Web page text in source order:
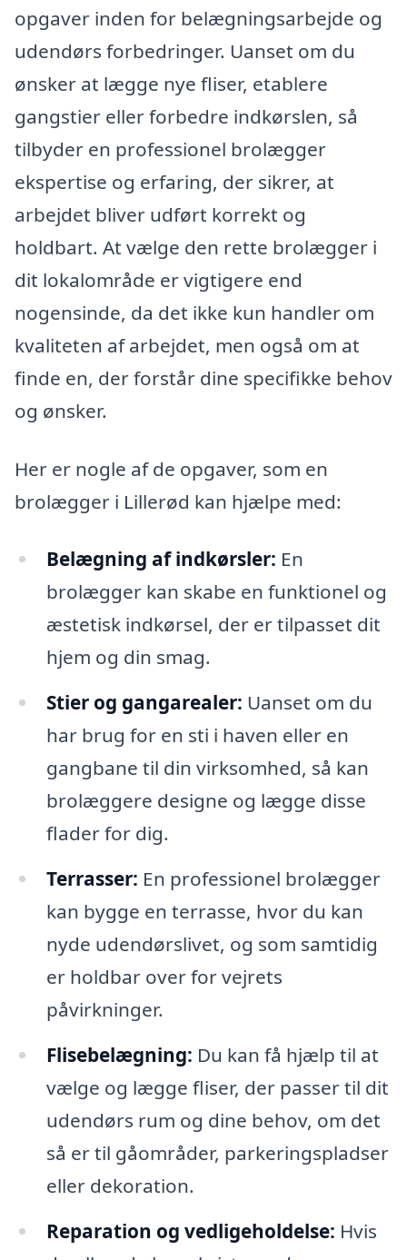
opgaver inden for belægningsarbejde og
udendørs forbedringer. Uanset om du
ønsker at lægge nye fliser, etablere
gangstier eller forbedre indkørslen, så
tilbyder en professionel brolægger
ekspertise og erfaring, der sikrer, at
arbejdet bliver udført korrekt og
holdbart. At vælge den rette brolægger i
dit lokalområde er vigtigere end
nogensinde, da det ikke kun handler om
kvaliteten af arbejdet, men også om at
finde en, der forstår dine specifikke behov
og ønsker.
Her er nogle af de opgaver, som en
brolægger i Lillerød kan hjælpe med:
Belægning af indkørsler: En
brolægger kan skabe en funktionel og
æstetisk indkørsel, der er tilpasset dit
hjem og din smag.
Stier og gangarealer: Uanset om du
har brug for en sti i haven eller en
gangbane til din virksomhed, så kan
brolæggere designe og lægge disse
flader for dig.
Terrasser: En professionel brolægger
kan bygge en terrasse, hvor du kan
nyde udendørslivet, og som samtidig
er holdbar over for vejrets
påvirkninger.
Flisebelægning: Du kan få hjælp til at
vælge og lægge fliser, der passer til dit
udendørs rum og dine behov, om det
så er til gåområder, parkeringspladser
eller dekoration.
Reparation og vedligeholdelse: Hvis